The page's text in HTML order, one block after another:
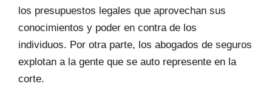
los presupuestos legales que aprovechan sus
conocimientos y poder en contra de los
individuos. Por otra parte, los abogados de seguros
explotan a la gente que se auto represente en la
corte.